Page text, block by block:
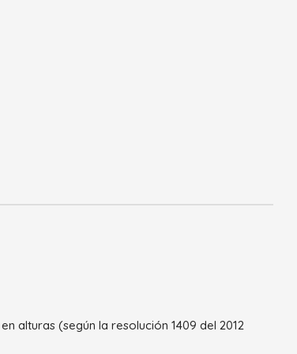
alturas (según la resolución 1409 del 2012